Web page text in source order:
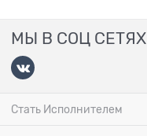
МЫ В СОЦ СЕТЯХ
Стать Исполнителем